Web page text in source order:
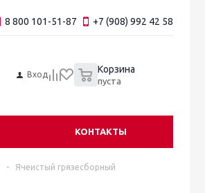
8 800 101-51-87 +7 (908) 992 42 58
Вход Корзина
пуста
КОНТАКТЫ
-
Ячеистый грязесборный